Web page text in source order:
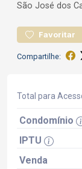
São José dos
Favoritar
Compartilhe:
Total para
Condomínio
IPTU
Venda